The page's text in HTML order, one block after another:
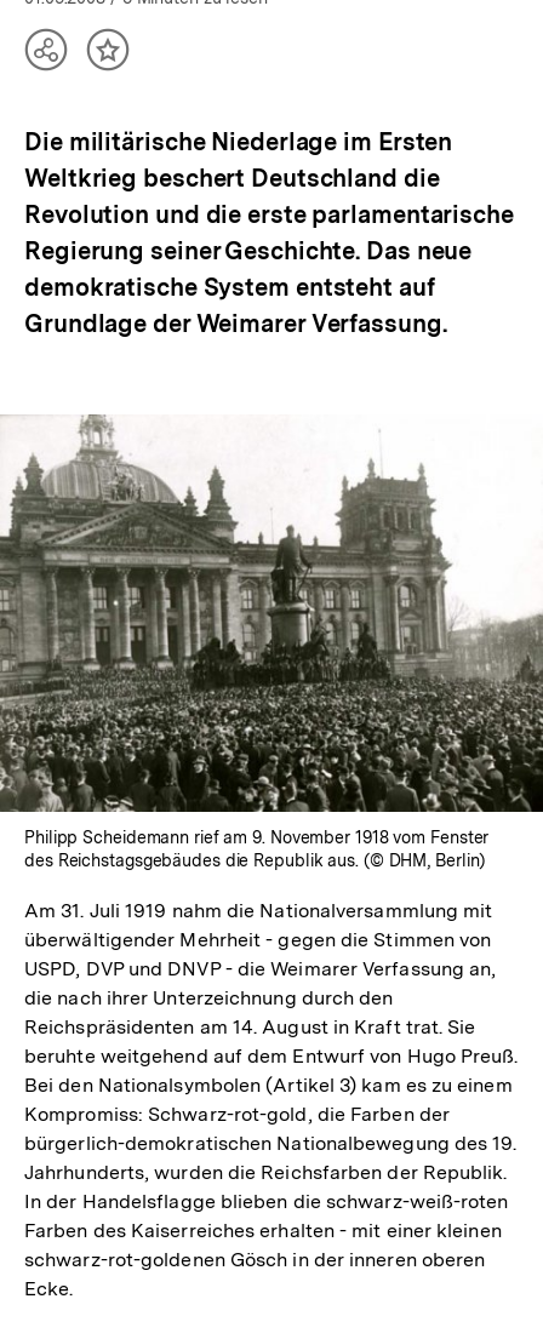
TeilenInhalt
Die militärische Niederlage im Ersten
Weltkrieg beschert Deutschland die
Revolution und die erste parlamentarische
Regierung seiner Geschichte. Das neue
demokratische System entsteht auf
Grundlage der Weimarer Verfassung.
In
Lightbox
öffnen
Philipp Scheidemann rief am 9. November 1918 vom Fenster
des Reichstagsgebäudes die Republik aus. (© DHM, Berlin)
Am 31. Juli 1919 nahm die Nationalversammlung mit
überwältigender Mehrheit - gegen die Stimmen von
USPD, DVP und DNVP - die Weimarer Verfassung an,
die nach ihrer Unterzeichnung durch den
Reichspräsidenten am 14. August in Kraft trat. Sie
beruhte weitgehend auf dem Entwurf von Hugo Preuß.
Bei den Nationalsymbolen (Artikel 3) kam es zu einem
Kompromiss: Schwarz-rot-gold, die Farben der
bürgerlich-demokratischen Nationalbewegung des 19.
Jahrhunderts, wurden die Reichsfarben der Republik.
In der Handelsflagge blieben die schwarz-weiß-roten
Farben des Kaiserreiches erhalten - mit einer kleinen
schwarz-rot-goldenen Gösch in der inneren oberen
Ecke.